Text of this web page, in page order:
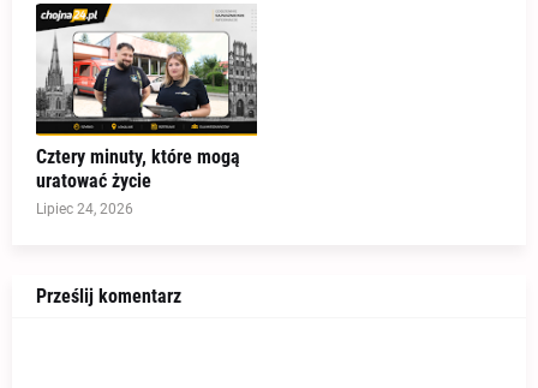
Cztery minuty, które mogą
uratować życie
Lipiec 24, 2026
Prześlij komentarz